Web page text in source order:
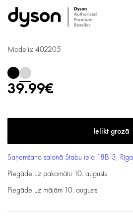
Modelis: 402205
39.99€
Saņemšana salonā Stabu iela 18B-3, Rīga
Piegāde uz pakomātu 10. augusts
Piegāde uz mājām 10. augusts